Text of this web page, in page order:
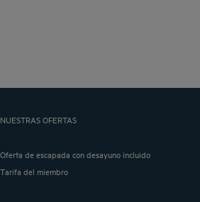
NUESTRAS OFERTAS
Oferta de escapada con desayuno incluido
Tarifa del miembro